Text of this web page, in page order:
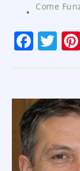
Come